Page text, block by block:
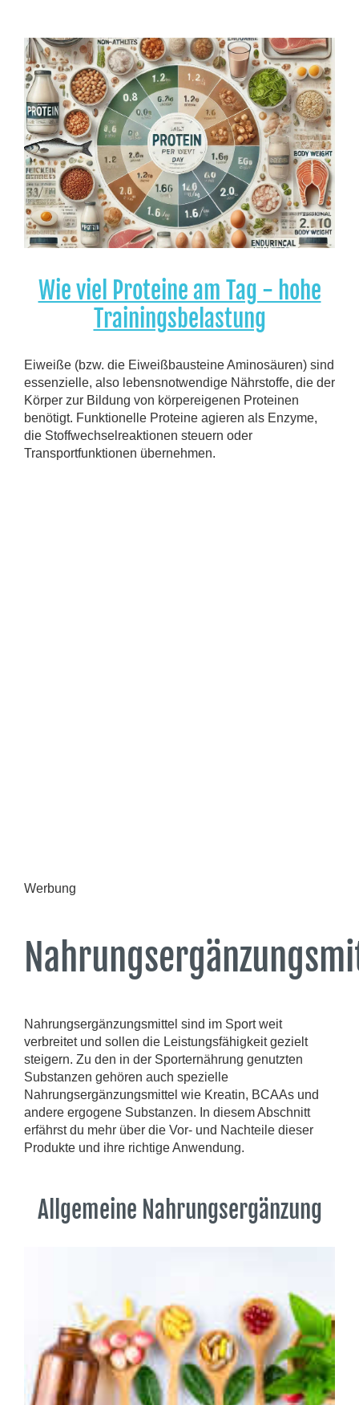
Wie viel Proteine am Tag - hohe
Trainingsbelastung
Eiweiße (bzw. die Eiweißbausteine Aminosäuren) sind
essenzielle, also lebensnotwendige Nährstoffe, die der
Körper zur Bildung von körpereigenen Proteinen
benötigt. Funktionelle Proteine agieren als Enzyme,
die Stoffwechselreaktionen steuern oder
Transportfunktionen übernehmen.
Werbung
Nahrungsergänzungsmittel sind im Sport weit
verbreitet und sollen die Leistungsfähigkeit gezielt
steigern. Zu den in der Sporternährung genutzten
Substanzen gehören auch spezielle
Nahrungsergänzungsmittel wie Kreatin, BCAAs und
andere ergogene Substanzen. In diesem Abschnitt
erfährst du mehr über die Vor- und Nachteile dieser
Produkte und ihre richtige Anwendung.
Allgemeine Nahrungsergänzung